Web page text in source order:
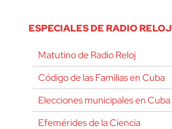
ESPECIALES DE RADIO RELOJ
Matutino de Radio Reloj
Código de las Familias en Cuba
Elecciones municipales en Cuba
Efemérides de la Ciencia